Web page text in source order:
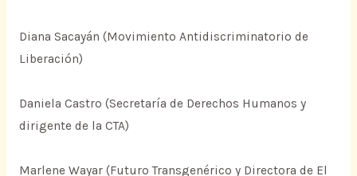
Diana Sacayán (Movimiento Antidiscriminatorio de
Liberación)
Daniela Castro (Secretaría de Derechos Humanos y
dirigente de la CTA)
Marlene Wayar (Futuro Transgenérico y Directora de El